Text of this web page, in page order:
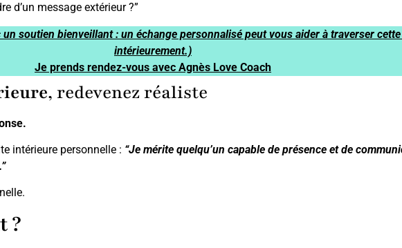
d’un message extérieur ?”
soutien bienveillant : un échange personnalisé peut vous aider à traverser
intérieurement.)
Je prends rendez-vous avec Agnès Love Coach
, redevenez réaliste
intérieure personnelle : “Je mérite quelqu’un capable de présence et de
?